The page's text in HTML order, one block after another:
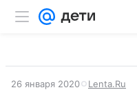
26 января 2020 Lenta.Ru